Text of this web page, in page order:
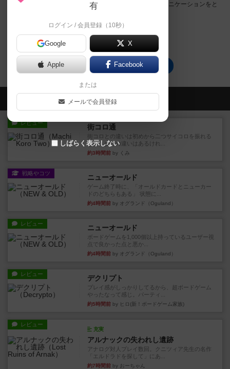
判断し辛い曖昧な表記等について会員同士で自由にコミュニケーションをと
ログイン/無料会員登録
サルトフィヨルドのトップに戻る
会員の新しい投稿
レビュー 街コロ通
街コロとの違いは初めから二つサイコロを振れる
など、少しの違いはあるけれ...
約3時間前 by くみ
戦略やコツ ニューオールド
ゲーム終了時に、「オールドカードとニューカー
ドのどちらもある」 状態に...
約4時間前 by オグランド（Oguland）
レビュー ニューオールド
ボードゲームを1,000個以上持っているユーザー視
点で良かった点と悪か...
約4時間前 by オグランド（Oguland）
レビュー デクリプト
プレイ感がしっかりしてるから、超ボードゲーム
やったなって感じ。パーティ...
約5時間前 by ヒロ(新！ボードゲーム家族)
レビュー
充実
アルナックの失われし遺跡
アナログ対人プレイ数回。クニツィア先生の名作
「エルドラドを探して」にあ...
約7時間前 by おーちゃん
有
ログイン / 会員登録（10秒）
Google X
Apple Facebook
または
メールで会員登録
しばらく表示しない